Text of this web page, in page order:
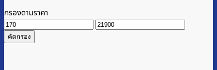
กรองตามราคา
ราคา
ต่ำ
สุด
ราคา
คัดกรอง